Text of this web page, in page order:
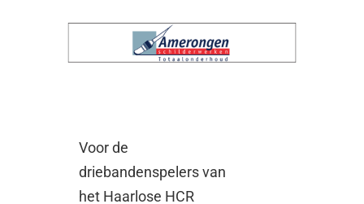
Voor de
driebandenspelers van
het Haarlose HCR